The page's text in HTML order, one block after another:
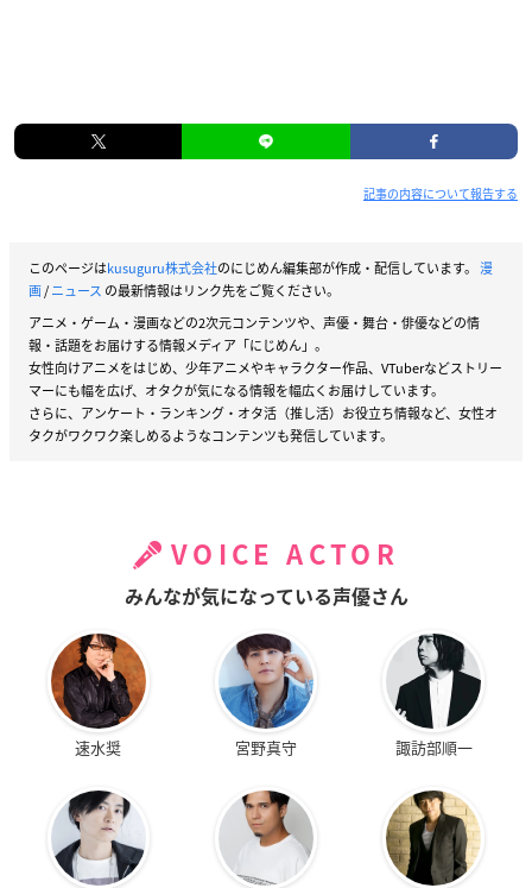
記事の内容について報告する
このページはkusuguru株式会社のにじめん編集部が作成・配信しています。 漫
画/ニュース の最新情報はリンク先をご覧ください。
アニメ・ゲーム・漫画などの2次元コンテンツや、声優・舞台・俳優などの情
報・話題をお届けする情報メディア「にじめん」。
女性向けアニメをはじめ、少年アニメやキャラクター作品、VTuberなどストリー
マーにも幅を広げ、オタクが気になる情報を幅広くお届けしています。
さらに、アンケート・ランキング・オタ活（推し活）お役立ち情報など、女性オ
タクがワクワク楽しめるようなコンテンツも発信しています。
VOICE ACTOR
みんなが気になっている声優さん
速水奨 宮野真守 諏訪部順一